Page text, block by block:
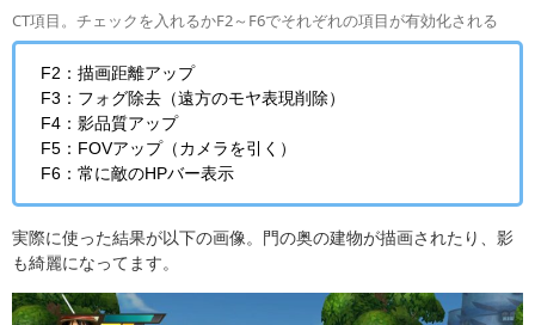
CT項目。チェックを入れるかF2～F6でそれぞれの項目が有効化される
F2：描画距離アップ
F3：フォグ除去（遠方のモヤ表現削除）
F4：影品質アップ
F5：FOVアップ（カメラを引く）
F6：常に敵のHPバー表示
実際に使った結果が以下の画像。門の奥の建物が描画されたり、影
も綺麗になってます。